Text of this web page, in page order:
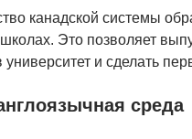
канадской системы
Это позволяет
университет и сделать
среда